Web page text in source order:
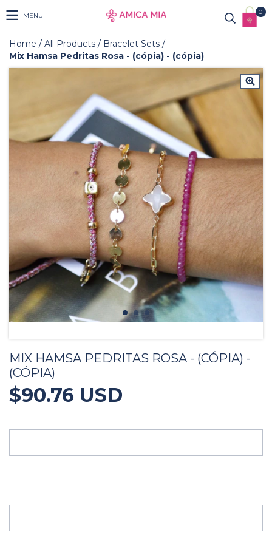
MENU 0
Home / All Products / Bracelet Sets /
Mix Hamsa Pedritas Rosa - (cópia) - (cópia)
MIX HAMSA PEDRITAS ROSA - (CÓPIA) -
(CÓPIA)
$90.76 USD